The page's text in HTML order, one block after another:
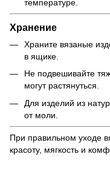
температуре.
Хранение
Храните вязаные
в ящике.
Не подвешивайте
могут растянуться.
Для изделий из
от моли.
При правильном уходе
красоту, мягкость и